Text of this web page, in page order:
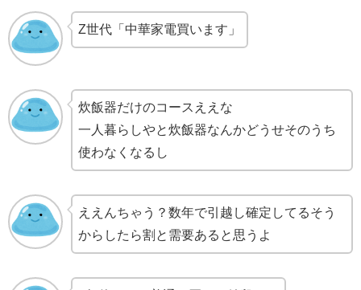
Z世代「中華家電買います」
炊飯器だけのコースええな
一人暮らしやと炊飯器なんかどうせそのうち
使わなくなるし
ええんちゃう？数年で引越し確定してるそう
からしたら割と需要あると思うよ